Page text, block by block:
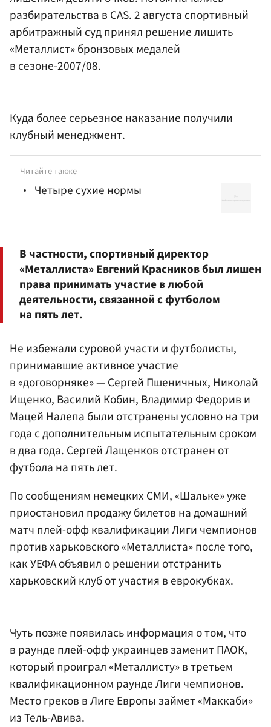
разбирательства в CAS. 2 августа спортивный
арбитражный суд принял решение лишить
«Металлист» бронзовых медалей
в сезоне-2007/08.
Куда более серьезное наказание получили
клубный менеджмент.
Читайте также
Четыре сухие нормы
В частности, спортивный директор
«Металлиста»Евгений Красниковбыл лишен
права принимать участие в любой
деятельности, связанной с футболом
на пять лет.
Не избежали суровой участи и футболисты,
принимавшие активное участие
в «договорняке» —Сергей Пшеничных,Николай
Ищенко,Василий Кобин,Владимир Федориви
Мацей Налепа были отстранены условно на три
года с дополнительным испытательным сроком
в два года.Сергей Лащенковотстранен от
футбола на пять лет.
По сообщениям немецких СМИ, «Шальке» уже
приостановил продажу билетов на домашний
матч плей-офф квалификации Лиги чемпионов
против харьковского «Металлиста» после того,
как УЕФА объявил о решении отстранить
харьковский клуб от участия в еврокубках.
Чуть позже появилась информация о том, что
в раунде плей-офф украинцев заменит ПАОК,
который проиграл «Металлисту» в третьем
квалификационном раунде Лиги чемпионов.
Место греков в Лиге Европы займет «Маккаби»
из Тель-Авива.